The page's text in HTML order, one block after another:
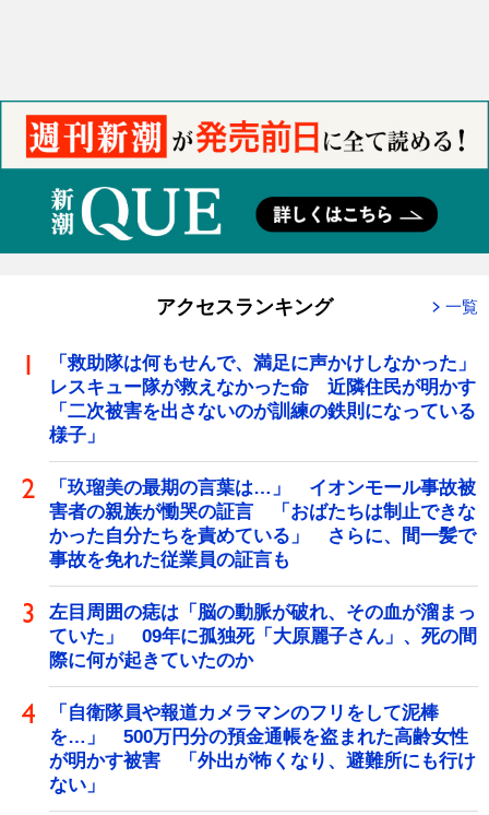
アクセスランキング 一覧
「救助隊は何もせんで、満足に声かけしなかった」
レスキュー隊が救えなかった命 近隣住民が明かす
「二次被害を出さないのが訓練の鉄則になっている
様子」
「玖瑠美の最期の言葉は…」 イオンモール事故被
害者の親族が慟哭の証言 「おばたちは制止できな
かった自分たちを責めている」 さらに、間一髪で
事故を免れた従業員の証言も
左目周囲の痣は「脳の動脈が破れ、その血が溜まっ
ていた」 09年に孤独死「大原麗子さん」、死の間
際に何が起きていたのか
「自衛隊員や報道カメラマンのフリをして泥棒
を…」 500万円分の預金通帳を盗まれた高齢女性
が明かす被害 「外出が怖くなり、避難所にも行け
ない」